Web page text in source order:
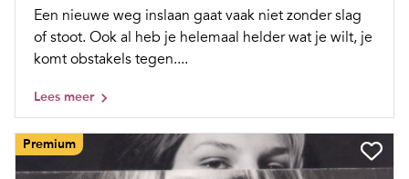
Een nieuwe weg inslaan gaat vaak niet zonder slag
of stoot. Ook al heb je helemaal helder wat je wilt, je
komt obstakels tegen....
Lees meer
Premium